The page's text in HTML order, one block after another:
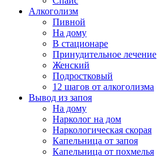
Алкоголизм
Пивной
На дому
В стационаре
Принудительное лечение
Женский
Подростковый
12 шагов от алкоголизма
Вывод из запоя
На дому
Нарколог на дом
Наркологическая скорая
Капельница от запоя
Капельница от похмелья